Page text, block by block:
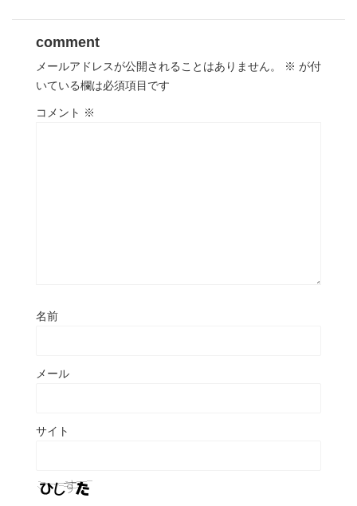
comment
メールアドレスが公開されることはありません。 ※ が付
いている欄は必須項目です
コメント ※
名前
メール
サイト